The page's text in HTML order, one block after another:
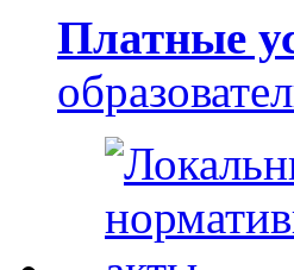
Платные